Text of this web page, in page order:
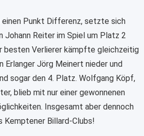
einen Punkt Differenz, setzte sich
Johann Reiter im Spiel um Platz 2
besten Verlierer kämpfte gleichzeitig
Erlanger Jörg Meinert nieder und
sogar den 4. Platz. Wolfgang Köpf,
blieb mit nur einer gewonnenen
Insgesamt aber dennoch
Billard-Clubs!